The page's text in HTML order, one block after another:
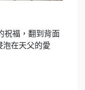
祝福，翻到背面
泡在天父的愛